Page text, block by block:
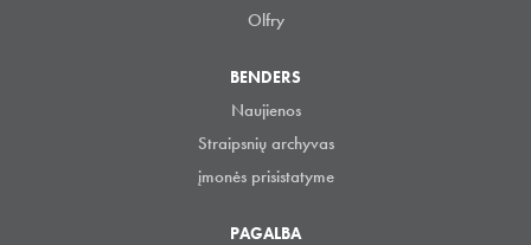
Olfry
BENDERS
Naujienos
Straipsnių archyvas
įmonės prisistatyme
PAGALBA